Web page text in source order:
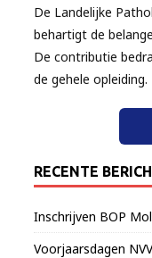
De Landelijke
behartigt de
De contributie
de gehele
RECENTE
Inschrijven BOP
Voorjaarsdagen